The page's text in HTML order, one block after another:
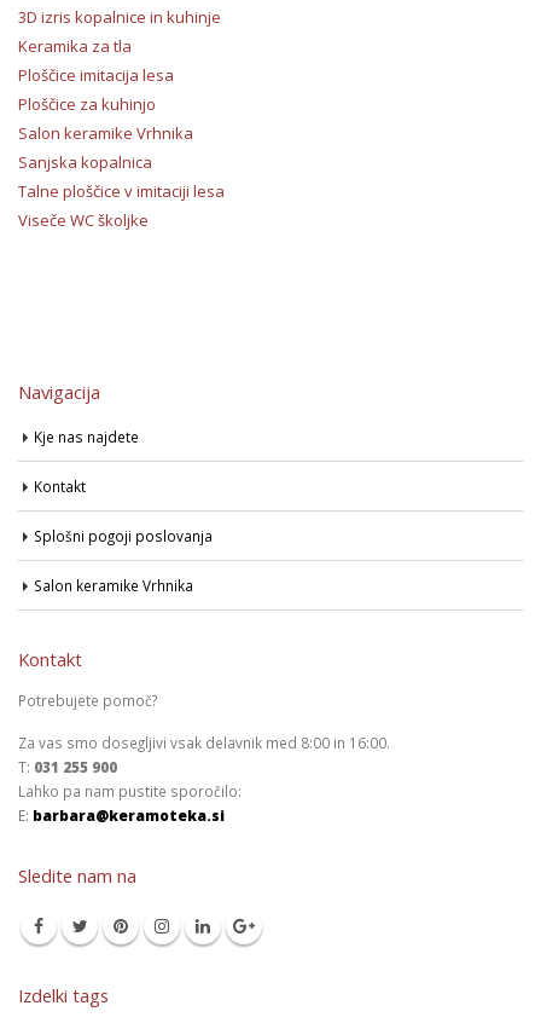
3D izris kopalnice in kuhinje
Keramika za tla
Ploščice imitacija lesa
Ploščice za kuhinjo
Salon keramike Vrhnika
Sanjska kopalnica
Talne ploščice v imitaciji lesa
Viseče WC školjke
Navigacija
Kje nas najdete
Kontakt
Splošni pogoji poslovanja
Salon keramike Vrhnika
Kontakt
Potrebujete pomoč?
Za vas smo dosegljivi vsak delavnik med 8:00 in 16:00.
T: 031 255 900
Lahko pa nam pustite sporočilo:
E: barbara@keramoteka.si
Sledite nam na
Izdelki tags